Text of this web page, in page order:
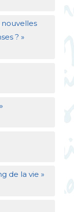
nouvelles
? »
»
de la vie »